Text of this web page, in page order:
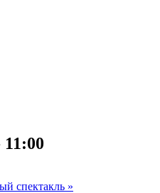
11:00
спектакль »